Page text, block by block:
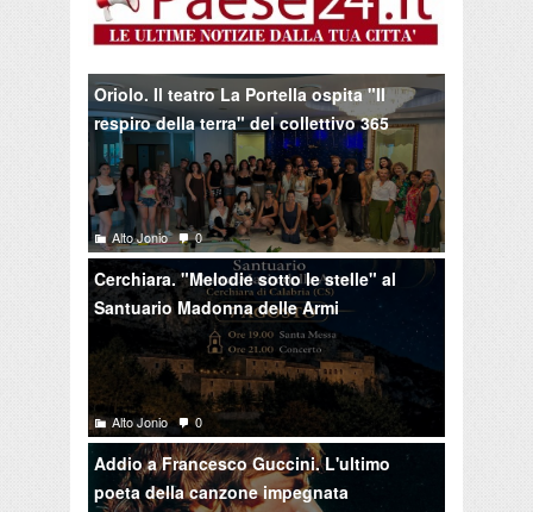
Oriolo. Il teatro La Portella ospita "Il
respiro della terra" del collettivo 365
Alto Jonio 0
Cerchiara. "Melodie sotto le stelle" al
Santuario Madonna delle Armi
Alto Jonio 0
Addio a Francesco Guccini. L'ultimo
poeta della canzone impegnata